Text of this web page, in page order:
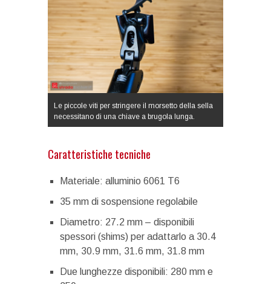
Le piccole viti per stringere il morsetto della sella
necessitano di una chiave a brugola lunga.
Caratteristiche tecniche
Materiale: alluminio 6061 T6
35 mm di sospensione regolabile
Diametro: 27.2 mm – disponibili
spessori (shims) per adattarlo a 30.4
mm, 30.9 mm, 31.6 mm, 31.8 mm
Due lunghezze disponibili: 280 mm e